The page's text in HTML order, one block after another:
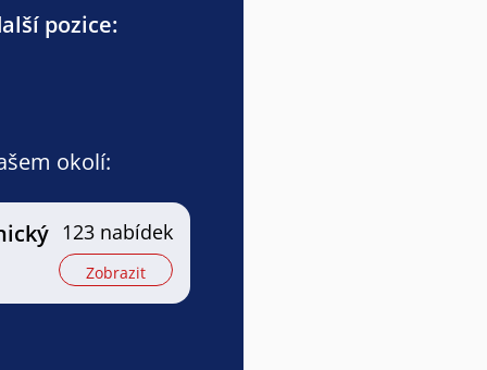
pozice:
okolí:
123 nabídek
Zobrazit